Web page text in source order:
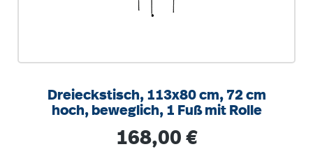
Dreieckstisch, 113x80 cm, 72 cm
hoch, beweglich, 1 Fuß mit Rolle
Regulärer Preis:
168,00 €